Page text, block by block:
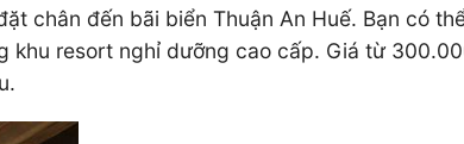
chân đến bãi biển Thuận An Huế. Bạn có
khu resort nghỉ dưỡng cao cấp. Giá từ